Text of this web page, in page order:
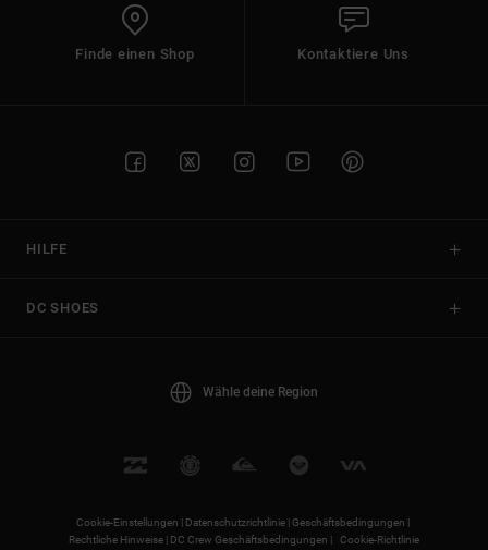
Finde einen Shop Kontaktiere Uns
HILFE
DC SHOES
Wähle deine Region
Cookie-Einstellungen | Datenschutzrichtlinie | Geschäftsbedingungen |
Rechtliche Hinweise |
DC Crew Geschäftsbedingungen | Cookie-Richtlinie